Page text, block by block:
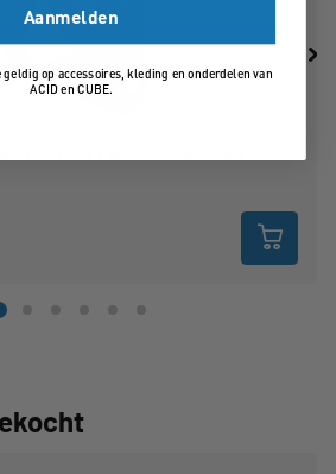
Aanmelden
op accessoires, kleding en onderdelen van
ACID en CUBE.